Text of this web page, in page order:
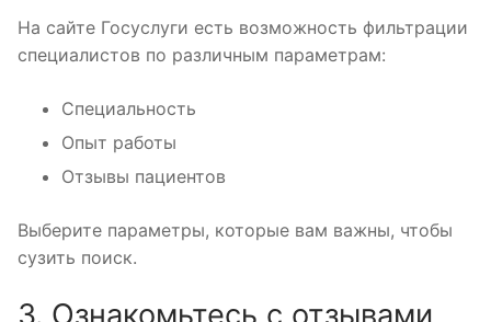
На сайте Госуслуги есть возможность фильтрации
специалистов по различным параметрам:
Специальность
Опыт работы
Отзывы пациентов
Выберите параметры, которые вам важны, чтобы
сузить поиск.
3. Ознакомьтесь с отзывами